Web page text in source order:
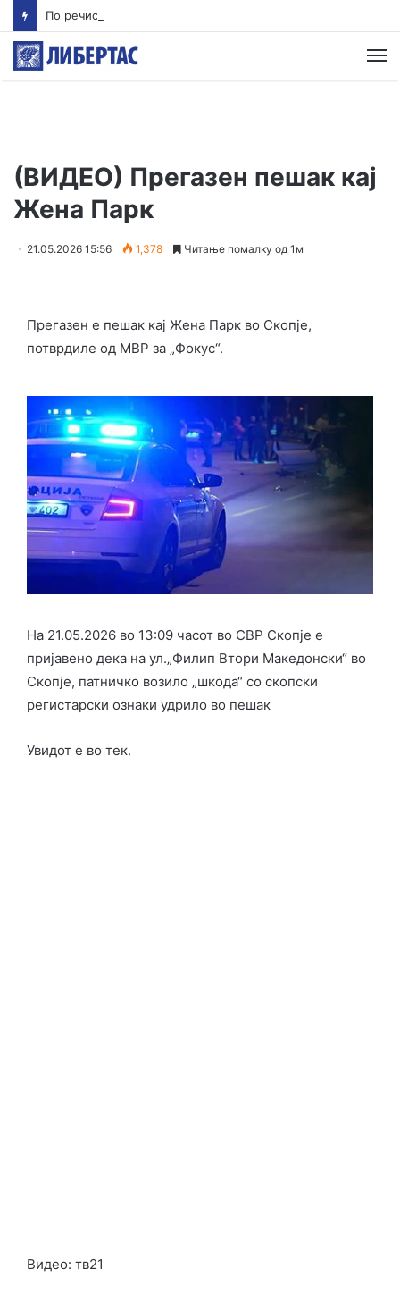
(ВИДЕО) Прегазен пешак кај
Жена Парк
21.05.2026 15:56 1,378 Читање помалку од 1м
Прегазен е пешак кај Жена Парк во Скопје,
потврдиле од МВР за „Фокус“.
На 21.05.2026 во 13:09 часот во СВР Скопје е
пријавено дека на ул.„Филип Втори Македонски“ во
Скопје, патничко возило „шкода“ со скопски
регистарски ознаки удрило во пешак
Увидот е во тек.
Видео: тв21